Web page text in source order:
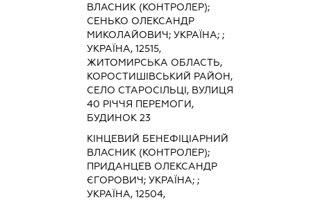
ВЛАСНИК (КОНТРОЛЕР);
СЕНЬКО ОЛЕКСАНДР
МИКОЛАЙОВИЧ; УКРАЇНА; ;
УКРАЇНА, 12515,
ЖИТОМИРСЬКА ОБЛАСТЬ,
КОРОСТИШІВСЬКИЙ РАЙОН,
СЕЛО СТАРОСІЛЬЦІ, ВУЛИЦЯ
40 РІЧЧЯ ПЕРЕМОГИ,
БУДИНОК 23
КІНЦЕВИЙ БЕНЕФІЦІАРНИЙ
ВЛАСНИК (КОНТРОЛЕР);
ПРИДАНЦЕВ ОЛЕКСАНДР
ЄГОРОВИЧ; УКРАЇНА; ;
УКРАЇНА, 12504,